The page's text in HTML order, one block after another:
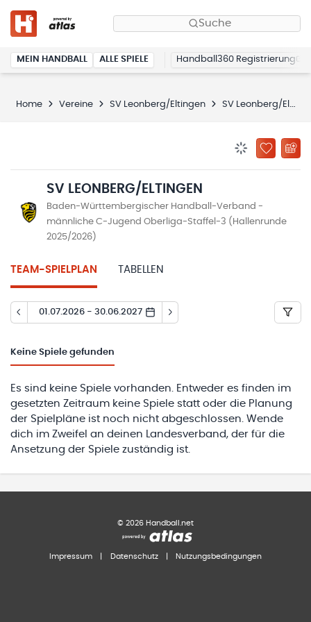
Suche
MEIN HANDBALL ALLE SPIELE Handball360 Registrierung
Home Vereine SV Leonberg/Eltingen SV Leonberg/Eltingen
ZU
SV LEONBERG/ELTINGEN
Baden-Württembergischer Handball-Verband -
männliche C-Jugend Oberliga-Staffel-3 (Hallenrunde
2025/2026)
TEAM-SPIELPLAN TABELLEN
01.07.2026 - 30.06.2027
Keine Spiele gefunden
Es sind keine Spiele vorhanden. Entweder es finden im
gesetzten Zeitraum keine Spiele statt oder die Planung
der Spielpläne ist noch nicht abgeschlossen. Wende
dich im Zweifel an deinen Landesverband, der für die
Ansetzung der Spiele zuständig ist.
© 2026 Handball.net
Impressum Datenschutz Nutzungsbedingungen